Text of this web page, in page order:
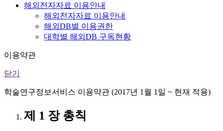
해외전자자료 이용안내
해외전자자료 이용안내
해외DB별 이용권한
대학별 해외DB 구독현황
이용약관
닫기
학술연구정보서비스 이용약관 (2017년 1월 1일 ~ 현재 적용)
제 1 장 총칙